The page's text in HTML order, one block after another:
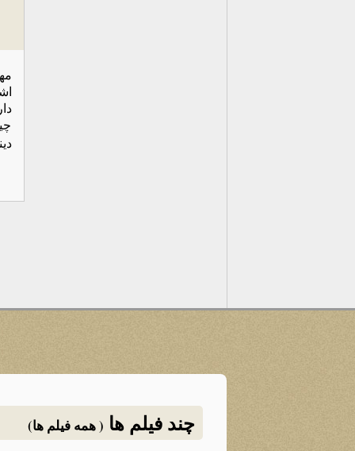
چند فیلم ها ( همه فیلم ها)